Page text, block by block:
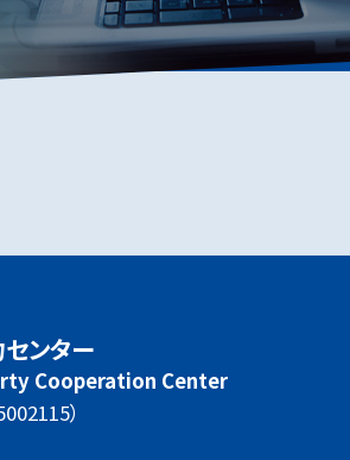
ンター
Cooperation Center
）